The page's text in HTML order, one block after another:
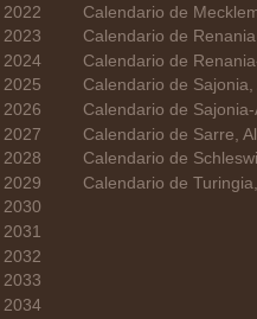
Calendario de
Calendario de
Calendario de
Calendario de
Calendario de
Calendario de Sarre,
Calendario de
Calendario de
2024
2034